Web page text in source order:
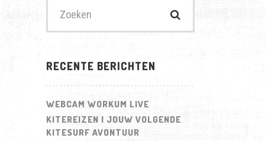
naar:
RECENTE BERICHTEN
WEBCAM WORKUM LIVE
KITEREIZEN | JOUW VOLGENDE
KITESURF AVONTUUR